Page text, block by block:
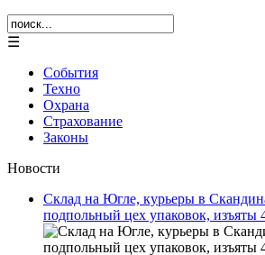
☰
События
Техно
Охрана
Страхование
Законы
Новости
Склад на Югле, курьеры в
подпольный цех упаковок, изъяты